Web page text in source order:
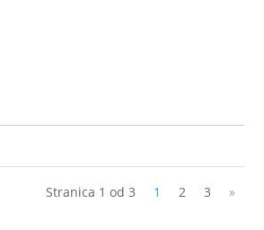
Stranica 1 od 3 1 2 3 »